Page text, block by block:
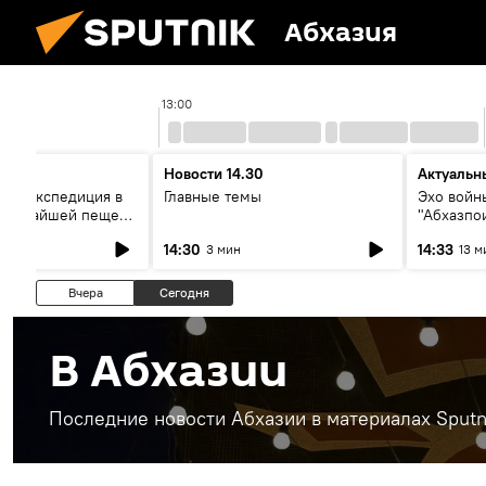
Абхазия
13:00
экспедиция в
пещере
Новости 14.30
Главные темы
14:30 3 мин
Эхо
14:33 13
Вчера Сегодня
В Абхазии
Последние новости Абхазии в материалах